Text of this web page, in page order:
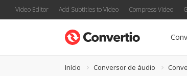
Video Editor Add Subtitles to Video Compress Video
Início Conversor de áudio